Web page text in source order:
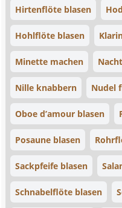
Hirtenflöte blasen
Hohlflöte blasen
Minette machen
Nille knabbern Nudel
Oboe d’amour blasen
Posaune blasen
Sackpfeife blasen
Schnabelflöte blasen